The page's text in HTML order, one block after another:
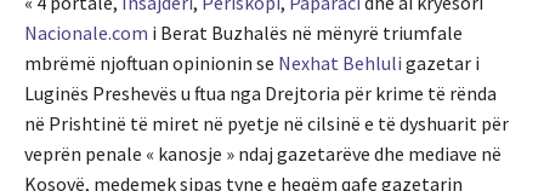
Nacionale.com i Berat Buzhalës në mënyrë triumfale
mbrëmë njoftuan opinionin se Nexhat Behluli gazetar i
Luginës Preshevës u ftua nga Drejtoria për krime të rënda
në Prishtinë të miret në pyetje në cilsinë e të dyshuarit për
veprën penale « kanosje » ndaj gazetarëve dhe mediave në
Kosovë, medemek sipas tyne e heqëm qafe gazetarin